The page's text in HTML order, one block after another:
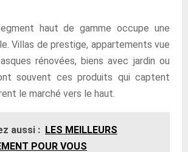
haut de gamme occupe une
Villas de prestige, appartements vue
rénovées, biens avec jardin ou
souvent ces produits qui captent
le marché vers le haut.
aussi : LES MEILLEURS
POUR VOUS